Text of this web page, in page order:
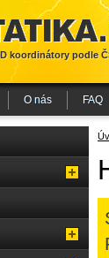
koordinátory podle
O nás FAQ